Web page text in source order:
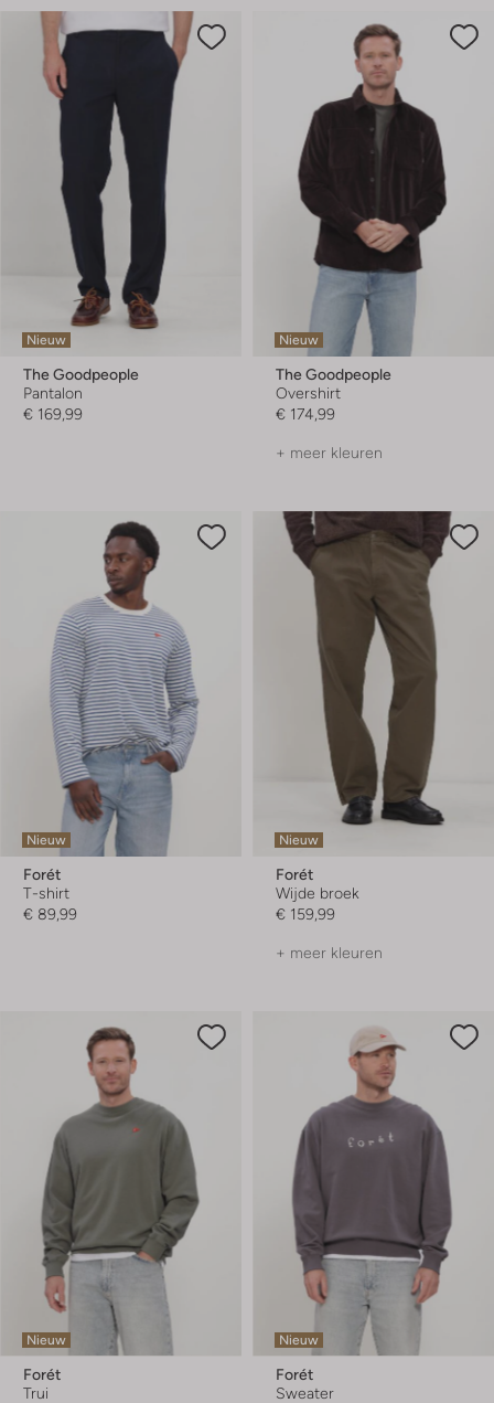
Nieuw
The Goodpeople
Pantalon
€ 169,99
Nieuw
The Goodpeople
Overshirt
€ 174,99
+ meer kleuren
Nieuw
Forét
T-shirt
€ 89,99
Nieuw
Forét
Wijde broek
€ 159,99
+ meer kleuren
Nieuw
Forét
Trui
Nieuw
Forét
Sweater